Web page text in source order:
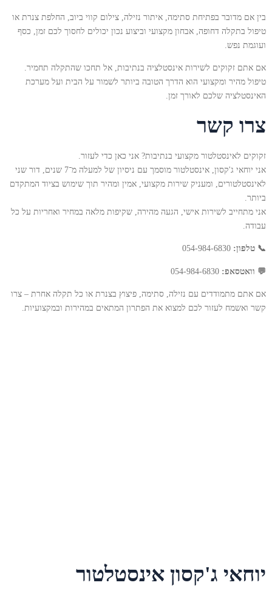
בין אם מדובר בפתיחת סתימה, איתור נזילה, צילום קווי ביוב, החלפת צנרת או
טיפול בתקלה דחופה, אבחון מקצועי וביצוע נכון יכולים לחסוך לכם זמן, כסף
ועוגמת נפש.
אם אתם זקוקים לשירות אינסטלציה בנתיבות, אל תחכו שהתקלה תחמיר.
טיפול מהיר ומקצועי הוא הדרך הטובה ביותר לשמור על הבית ועל מערכת
האינסטלציה שלכם לאורך זמן.
צרו קשר
זקוקים לאינסטלטור מקצועי בנתיבות? אני כאן כדי לעזור.
אני יוחאי ג'קסון, אינסטלטור מוסמך עם ניסיון של למעלה מ־7 שנים, דור שני
לאינסטלטורים, ומעניק שירות מקצועי, אמין ומהיר תוך שימוש בציוד המתקדם
ביותר.
אני מתחייב לשירות אישי, הגעה מהירה, שקיפות מלאה במחיר ואחריות על כל
עבודה.
📞 טלפון:
💬 וואטסאפ:
אם אתם מתמודדים עם נזילה, סתימה, פיצוץ בצנרת או כל תקלה אחרת – צרו
קשר ואשמח לעזור לכם למצוא את הפתרון המתאים במהירות ובמקצועיות.
יוחאי ג'קסון אינסטלטור